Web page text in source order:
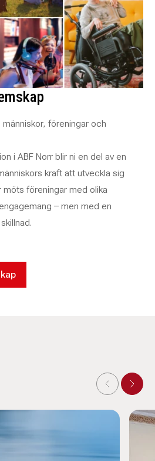
föreningar och
i ABF Norr blir ni en del av en
kraft att utveckla sig
möts föreningar med olika
– men med en